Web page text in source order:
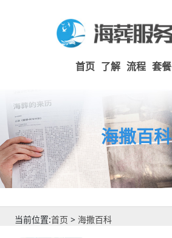
首页 了解 流程 套餐
海撒百科
当前位置:首页 > 海撒百科